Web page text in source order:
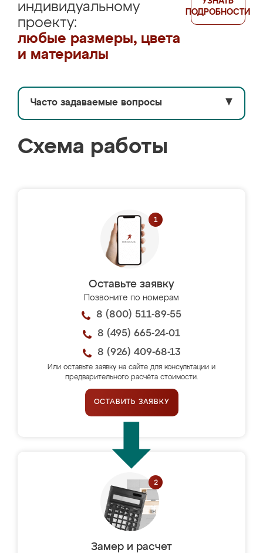
индивидуальному
проекту:
любые размеры, цвета
и материалы
ПОДРОБНОСТИ
Часто задаваемые вопросы ▼
Схема работы
Оставьте заявку
Позвоните по номерам
8 (800) 511-89-55
8 (495) 665-24-01
8 (926) 409-68-13
Или оставьте заявку на сайте для консультации и
предварительного расчёта стоимости.
ОСТАВИТЬ ЗАЯВКУ
Замер и расчет